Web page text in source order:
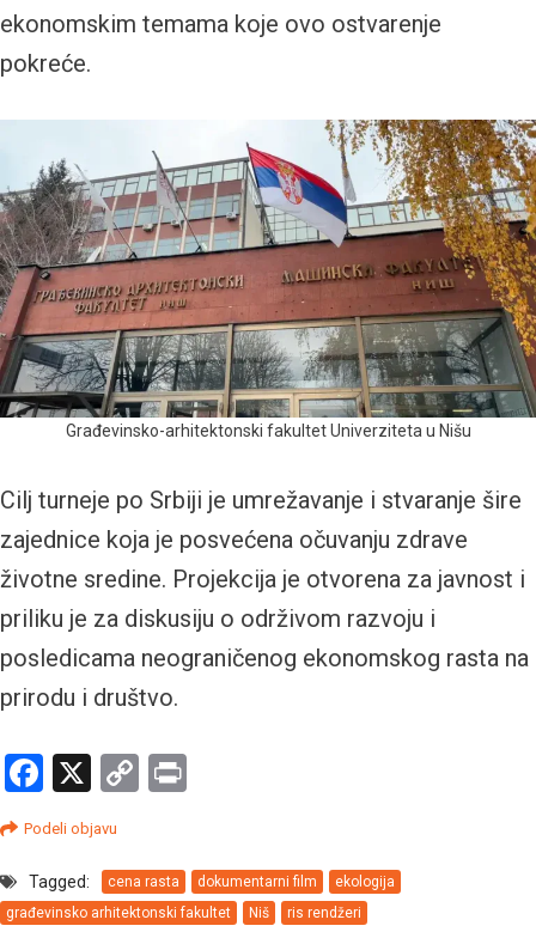
ekonomskim temama koje ovo ostvarenje
pokreće.
Građevinsko-arhitektonski fakultet Univerziteta u Nišu
Cilj turneje po Srbiji je umrežavanje i stvaranje šire
zajednice koja je posvećena očuvanju zdrave
životne sredine. Projekcija je otvorena za javnost i
priliku je za diskusiju o održivom razvoju i
posledicama neograničenog ekonomskog rasta na
prirodu i društvo.
Facebook
X
Copy
Podeli objavu
Tagged: cena rasta dokumentarni film
ekologija
građevinsko arhitektonski fakultet
Niš ris rendžeri